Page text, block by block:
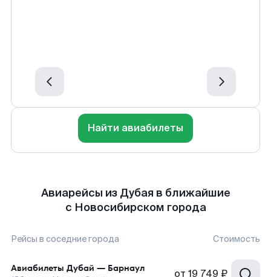
Найти авиабилеты
Авиарейсы из Дубая в ближайшие
с Новосибирском города
Рейсы в соседние города Стоимость
Авиабилеты Дубай — Барнаул от 19 749 ₽